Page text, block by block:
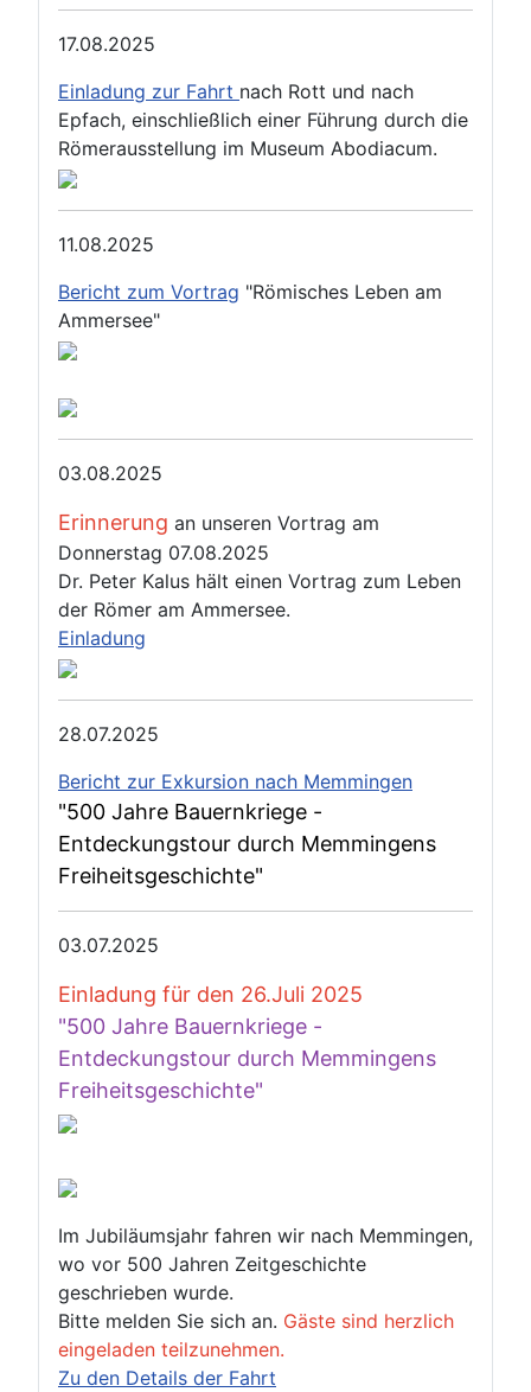
17.08.2025
Einladung zur Fahrt nach Rott und nach
Epfach, einschließlich einer Führung durch die
Römerausstellung im Museum Abodiacum.
11.08.2025
Bericht zum Vortrag "Römisches Leben am
Ammersee"
03.08.2025
Erinnerung an unseren Vortrag am
Donnerstag 07.08.2025
Dr. Peter Kalus hält einen Vortrag zum Leben
der Römer am Ammersee.
Einladung
28.07.2025
Bericht zur Exkursion nach Memmingen
"500 Jahre Bauernkriege -
Entdeckungstour durch Memmingens
Freiheitsgeschichte"
03.07.2025
Einladung für den 26.Juli 2025
"500 Jahre Bauernkriege -
Entdeckungstour durch Memmingens
Freiheitsgeschichte"
Im Jubiläumsjahr fahren wir nach Memmingen,
wo vor 500 Jahren Zeitgeschichte
geschrieben wurde.
Bitte melden Sie sich an. Gäste sind herzlich
eingeladen teilzunehmen.
Zu den Details der Fahrt